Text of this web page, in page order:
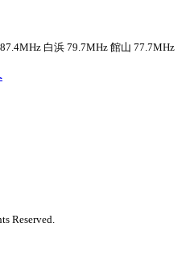
白浜 79.7MHz 館山 77.7MHz
Reserved.